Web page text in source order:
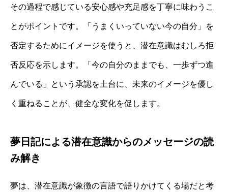
その過程で感じている安心感や充足感を丁寧に味わうこ
とがポイントです。「うまくいっていない今の自分」を
否定するためにイメージを使うと、潜在意識はむしろ拒
否反応を示します。「今の自分のままでも、一歩ずつ進
んでいる」という承認を土台に、未来のイメージを優し
く重ねることが、健全な変化を促します。
夢日記による潜在意識からのメッセージの読
み解き
夢は、潜在意識が象徴の言語で語りかけてくる場だと考